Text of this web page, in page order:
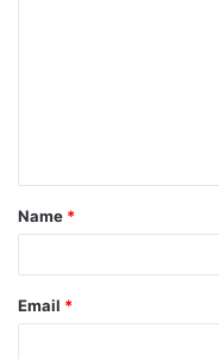
Name *
Email *